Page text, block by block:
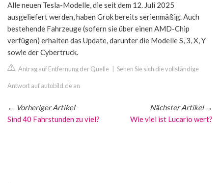
Alle neuen Tesla-Modelle, die seit dem 12. Juli 2025
ausgeliefert werden, haben Grok bereits serienmäßig. Auch
bestehende Fahrzeuge (sofern sie über einen AMD-Chip
verfügen) erhalten das Update, darunter die Modelle S, 3, X, Y
sowie der Cybertruck.
Antrag auf Entfernung der Quelle Sehen Sie sich die vollständige
Antwort auf autobild.de an
← Vorheriger Artikel
Sind 40 Fahrstunden zu viel?
Nächster Artikel→
Wie viel ist Lucario wert?